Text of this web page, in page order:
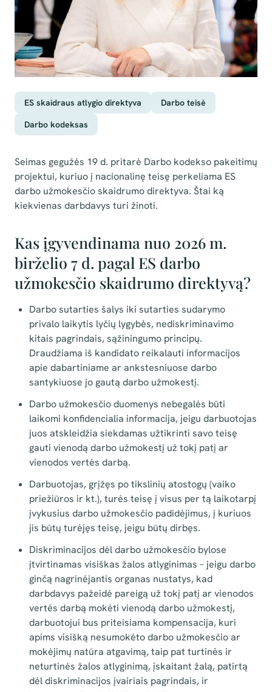
ES skaidraus atlygio direktyva
Darbo teisė
Darbo kodeksas
Seimas gegužės 19 d. pritarė Darbo kodekso pakeitimų
projektui, kuriuo į nacionalinę teisę perkeliama ES
darbo užmokesčio skaidrumo direktyva. Štai ką
kiekvienas darbdavys turi žinoti.
Kas įgyvendinama nuo 2026 m.
birželio 7 d. pagal ES darbo
užmokesčio skaidrumo direktyvą?
Darbo sutarties šalys iki sutarties sudarymo
privalo laikytis lyčių lygybės, nediskriminavimo
kitais pagrindais, sąžiningumo principų.
Draudžiama iš kandidato reikalauti informacijos
apie dabartiniame ar ankstesniuose darbo
santykiuose jo gautą darbo užmokestį.
Darbo užmokesčio duomenys nebegalės būti
laikomi konfidencialia informacija, jeigu darbuotojas
juos atskleidžia siekdamas užtikrinti savo teisę
gauti vienodą darbo užmokestį už tokį patį ar
vienodos vertės darbą.
Darbuotojas, grįžęs po tikslinių atostogų (vaiko
priežiūros ir kt.), turės teisę į visus per tą laikotarpį
įvykusius darbo užmokesčio padidėjimus, į kuriuos
jis būtų turėjęs teisę, jeigu būtų dirbęs.
Diskriminacijos dėl darbo užmokesčio bylose
įtvirtinamas visiškas žalos atlyginimas – jeigu darbo
ginčą nagrinėjantis organas nustatys, kad
darbdavys pažeidė pareigą už tokį patį ar vienodos
vertės darbą mokėti vienodą darbo užmokestį,
darbuotojui bus priteisiama kompensacija, kuri
apims visišką nesumokėto darbo užmokesčio ar
mokėjimų natūra atgavimą, taip pat turtinės ir
neturtinės žalos atlyginimą, įskaitant žalą, patirtą
dėl diskriminacijos įvairiais pagrindais, ir